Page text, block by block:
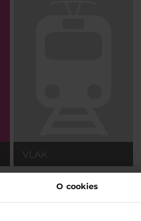
O cookies
VLAK